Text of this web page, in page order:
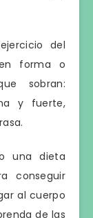
del
forma o
sobran:
y fuerte,
una dieta
conseguir
al cuerpo
de las